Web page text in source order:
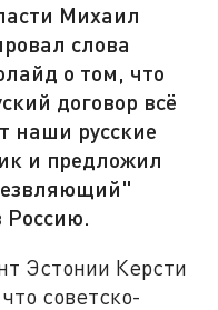
Михаил
слова
о том, что
договор всё
наши русские
и предложил
Россию.
Эстонии Керсти
советско-